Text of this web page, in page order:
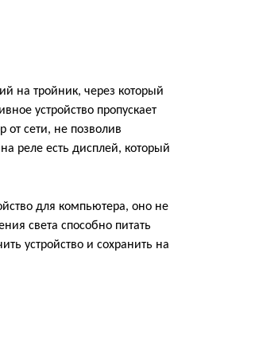
на тройник, через который
устройство пропускает
от сети, не позволив
реле есть дисплей, который
для компьютера, оно не
света способно питать
устройство и сохранить на